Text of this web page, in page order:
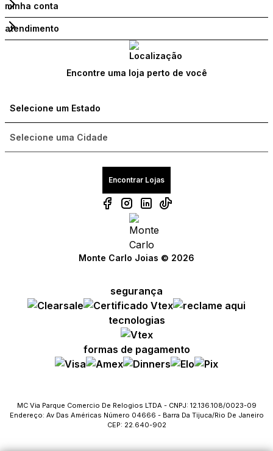
minha conta
atendimento
Encontre uma loja perto de você
Encontrar Lojas
Monte Carlo Joias © 2026
segurança
tecnologias
formas de pagamento
MC Via Parque Comercio De Relogios LTDA - CNPJ: 12.136.108/0023-09
Endereço: Av Das Américas Número 04666 - Barra Da Tijuca/Rio De Janeiro
CEP: 22.640-902